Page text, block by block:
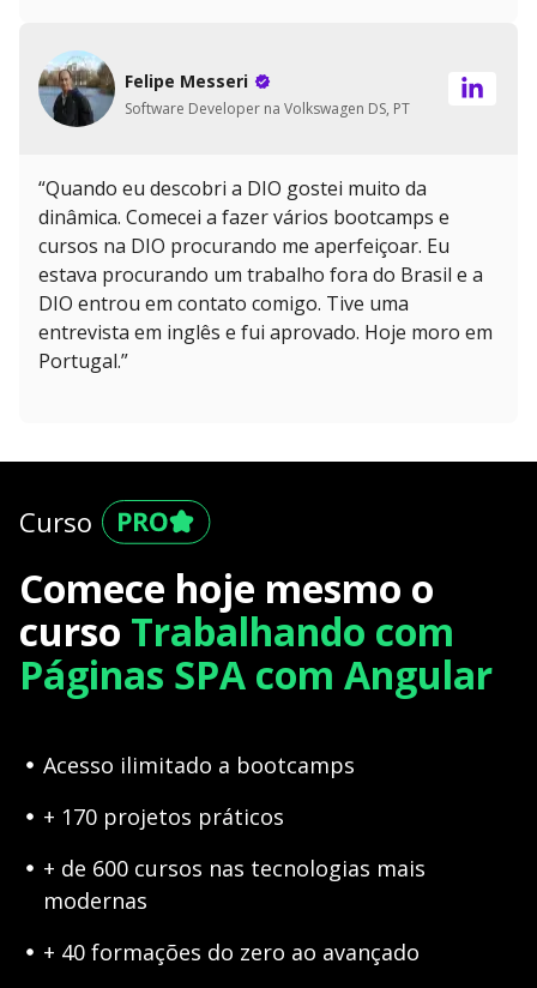
Felipe Messeri
Software Developer na Volkswagen DS, PT
“Quando eu descobri a DIO gostei muito da
dinâmica. Comecei a fazer vários bootcamps e
cursos na DIO procurando me aperfeiçoar. Eu
estava procurando um trabalho fora do Brasil e a
DIO entrou em contato comigo. Tive uma
entrevista em inglês e fui aprovado. Hoje moro em
Portugal.”
Curso
Comece hoje mesmo o
curso Trabalhando com
Páginas SPA com Angular
Acesso ilimitado a bootcamps
+ 170 projetos práticos
+ de 600 cursos nas tecnologias mais
modernas
+ 40 formações do zero ao avançado